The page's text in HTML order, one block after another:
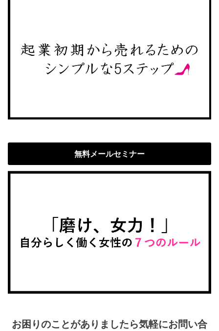
無料メールセミナー
お困りのことがありましたら気軽にお問い合